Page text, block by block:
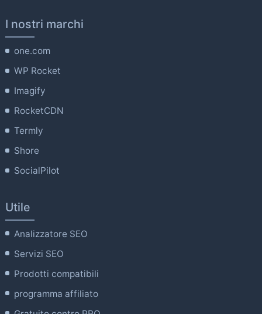
I nostri marchi
one.com
WP Rocket
Imagify
RocketCDN
Termly
Shore
SocialPilot
Utile
Analizzatore SEO
Servizi SEO
Prodotti compatibili
programma affiliato